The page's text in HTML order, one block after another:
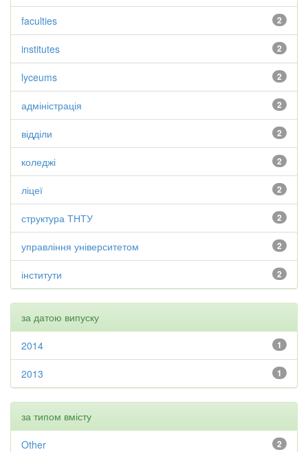
2
faculties
2
institutes
2
lyceums
2
адміністрація
2
відділи
2
коледжі
2
ліцеї
2
структура ТНТУ
2
управління університетом
2
інститути
за датою випуску
1
2014
1
2013
за типом вмісту
2
Other